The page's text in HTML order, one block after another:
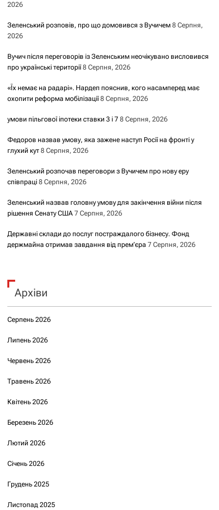
2026
Зеленський розповів, про що домовився з Вучичем8 Серпня,
2026
Вучич після переговорів із Зеленським неочікувано висловився
про українські території8 Серпня, 2026
«Їх немає на радарі». Нардеп пояснив, кого насамперед має
охопити реформа мобілізації8 Серпня, 2026
умови пільгової іпотеки ставки 3 і 78 Серпня, 2026
Федоров назвав умову, яка зажене наступ Росії на фронті у
глухий кут8 Серпня, 2026
Зеленський розпочав переговори з Вучичем про нову еру
співпраці8 Серпня, 2026
Зеленський назвав головну умову для закінчення війни після
рішення Сенату США7 Серпня, 2026
Державні склади до послуг постраждалого бізнесу. Фонд
держмайна отримав завдання від прем’єра 7 Серпня, 2026
Архіви
Серпень 2026
Липень 2026
Червень 2026
Травень 2026
Квітень 2026
Березень 2026
Лютий 2026
Січень 2026
Грудень 2025
Листопад 2025